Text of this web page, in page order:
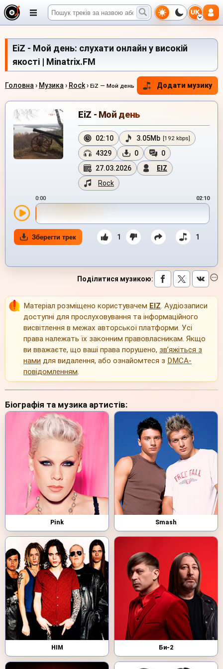
UK
EiZ - Мой день: слухати онлайн у високій
якості | Minatrix.FM
Головна › Музика › Rock› EiZ — Мой день Додати музику
EiZ - Мой день
02:10 3.05Mb [192 kbps]
4329 0
0
27.03.2026
EIZ
Rock
0:00 02:10
Зберегти трек 1 1
Поділитися музикою:
Матеріал розміщено користувачем EIZ. Аудіозаписи
доступні для прослуховування та інформаційного
висвітлення в межах авторської платформи. Усі
права належать їх законним правовласникам. Якщо
ви вважаєте, що ваші права порушено, зв’яжіться з
нами для видалення, або ознайомтеся з DMCA-
повідомленням.
Біографія та музика артистів:
Pink Smash
HIM Би-2